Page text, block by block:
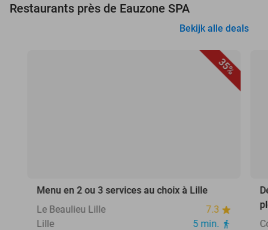
Restaurants près de Eauzone SPA
Bekijk alle deals
35%
Menu en 2 ou 3 services au choix à Lille
Le Beaulieu Lille
7.3
Lille
5 min.